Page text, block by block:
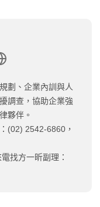
劃、企業內訓與人
調查，協助企業強
夥伴。
(02) 2542-6860，
找方一昕副理：